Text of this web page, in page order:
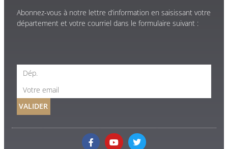
Abonnez-vous à notre lettre d’information en saisissant votre
département et votre courriel dans le formulaire suivant :
VALIDER